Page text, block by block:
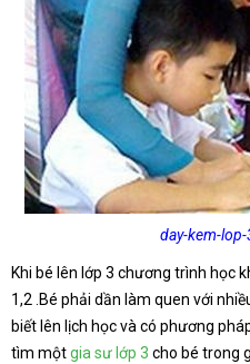
day-kem-
Khi bé lên lớp 3 chương trình học
1,2 .Bé phải dần làm quen với
biết lên lịch học và có phương
tìm mộtgia sư lớp 3 cho bé trong